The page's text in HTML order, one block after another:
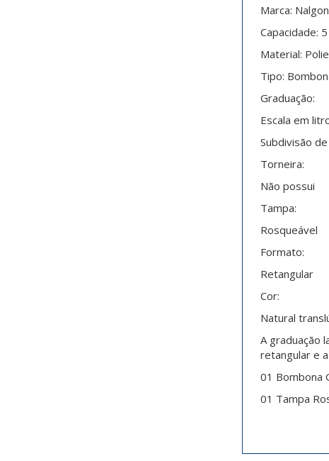
Marca: Nalgon
Capacidade:
Material:
Tipo:
Graduação:
Escala em
Subdivisão
Torneira:
Não possui
Tampa:
Rosqueável
Formato:
Retangular
Cor:
Natural
A graduação
retangular e
01 Bombona
01 Tampa